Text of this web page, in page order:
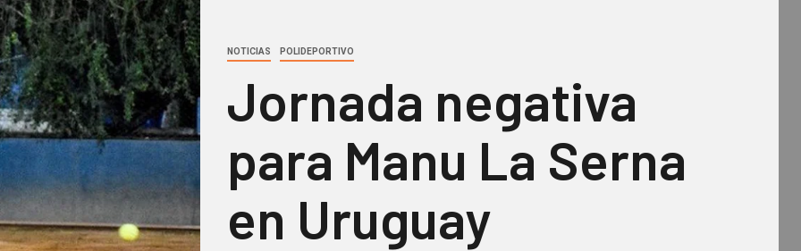
NOTICIAS POLIDEPORTIVO
Jornada negativa
para Manu La Serna
en Uruguay